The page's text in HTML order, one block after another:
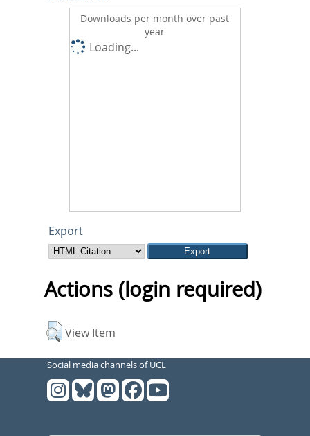
Downloads per month over past
year
Loading...
Export
Actions (login required)
View Item
Social media channels of UCL